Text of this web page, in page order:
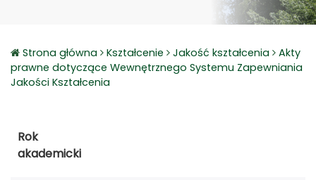
Strona główna Kształcenie Jakość kształcenia
Akty
prawne dotyczące Wewnętrznego Systemu Zapewniania
Jakości Kształcenia
Rok
akademicki